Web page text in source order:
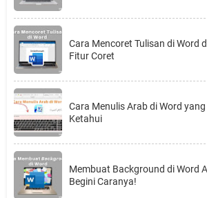
Cara Mencoret Tulisan di Word
Fitur Coret
Cara Menulis Arab di Word
Ketahui
Membuat Background di Word
Begini Caranya!